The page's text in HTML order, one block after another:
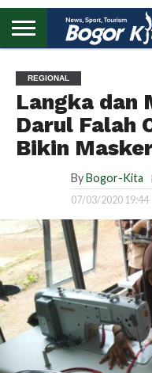
UTAMA
REGIONAL
Langka dan
Darul Falah
Bikin
By Bogor-Kita
07/03/2020 19:44